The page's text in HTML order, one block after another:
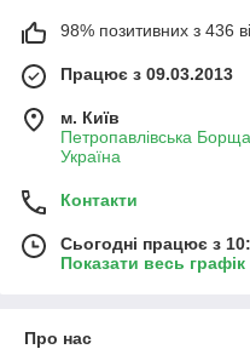
98% позитивних з 436
Працює з 09.03.2013
м. Київ
Петропавлівська
Україна
Контакти
Сьогодні працює з
Показати весь
Про нас